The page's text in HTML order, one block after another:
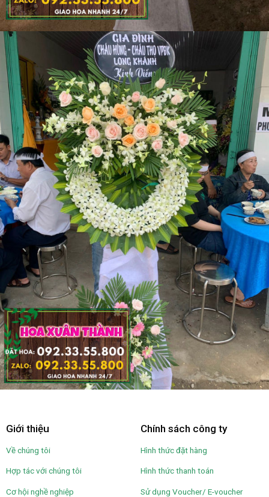
Giới thiệu
Về chúng tôi
Hợp tác với chúng tôi
Cơ hội nghề nghiệp
Chính sách công ty
Hình thức đặt hàng
Hình thức thanh toán
Sử dụng Voucher/ E-voucher